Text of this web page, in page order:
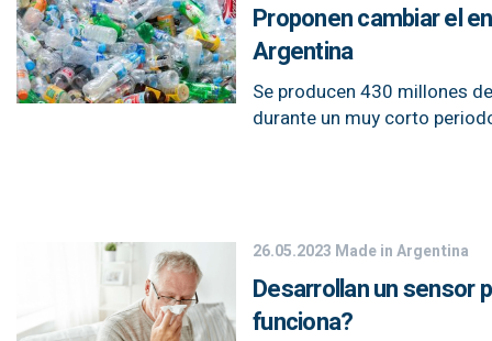
Proponen cambiar el
Argentina
Se producen 430 millones
durante un muy corto
26.05.2023 Made in Argentina
Desarrollan un sensor
funciona?